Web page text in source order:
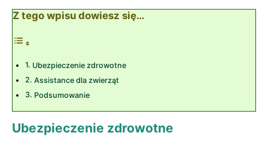
Z tego wpisu dowiesz się…
Ubezpieczenie zdrowotne
Assistance dla ‍zwierząt
Podsumowanie
Ubezpieczenie zdrowotne